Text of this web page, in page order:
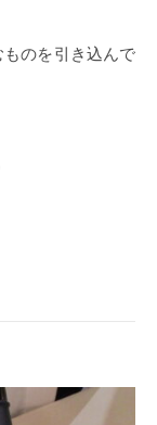
のを引き込んで